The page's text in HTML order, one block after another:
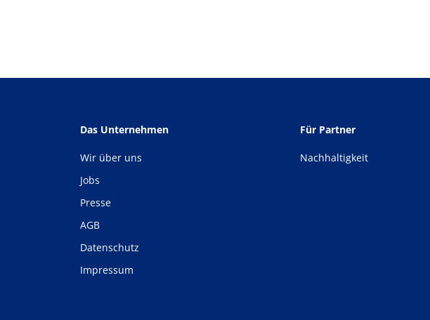
Das Unternehmen
Wir über uns
Jobs
Presse
AGB
Datenschutz
Impressum
Für Partner
Nachhaltigkeit